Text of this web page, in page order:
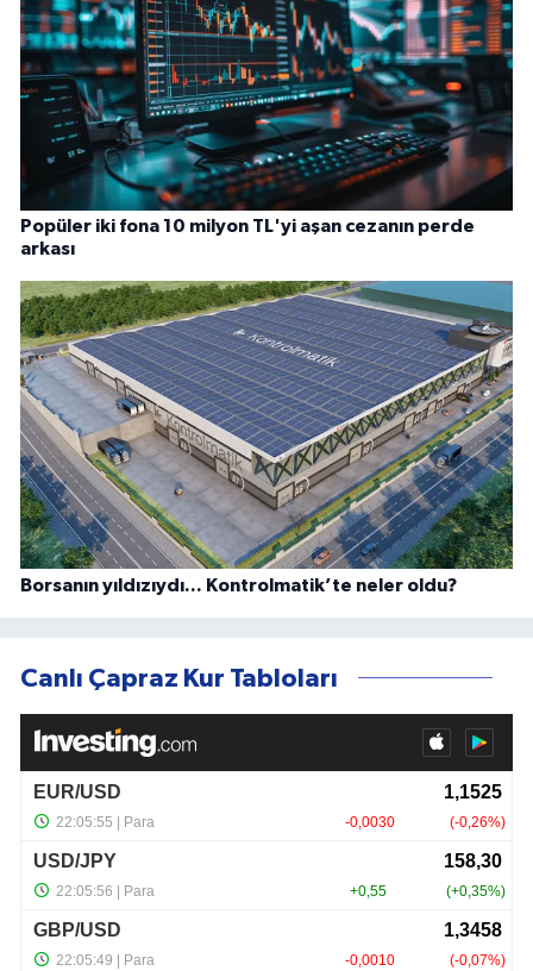
Popüler iki fona 10 milyon TL'yi aşan cezanın perde
arkası
Borsanın yıldızıydı... Kontrolmatik’te neler oldu?
Canlı Çapraz Kur Tabloları